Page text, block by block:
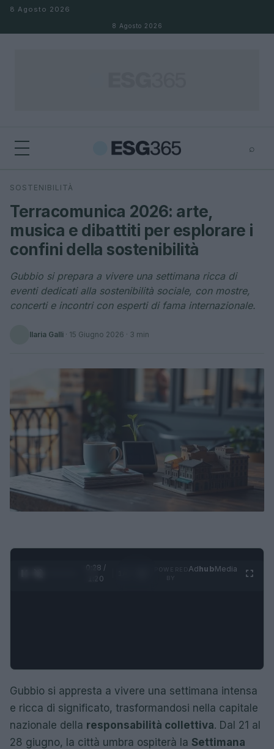
Salta al contenuto
8 Agosto 2026
8 Agosto 2026
⌕
Cerca
SOSTENIBILITÀ
Terracomunica 2026: arte,
musica e dibattiti per esplorare i
confini della sostenibilità
Gubbio si prepara a vivere una settimana ricca di
eventi dedicati alla sostenibilità sociale, con mostre,
concerti e incontri con esperti di fama internazionale.
Ilaria Galli · 15 Giugno 2026 · 3 min
0:29 /
1:20
AdhubMedia
Gubbio si appresta a vivere una settimana intensa
e ricca di significato, trasformandosi nella capitale
nazionale della responsabilità collettiva. Dal 21 al
28 giugno, la città umbra ospiterà la Settimana